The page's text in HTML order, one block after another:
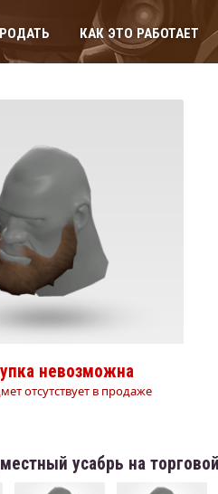
КАК ЭТО РАБОТАЕТ
невозможна
отсутствует в продаже
усабрь на